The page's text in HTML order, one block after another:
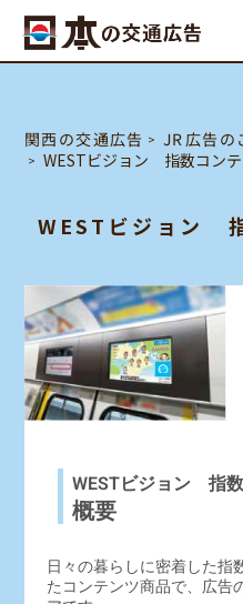
関西の交通広告 JR広告の
WESTビジョン 指数コンテ
WESTビジョン
WESTビジョン 指
概要
日々の暮らしに密着した指
たコンテンツ商品で、広告